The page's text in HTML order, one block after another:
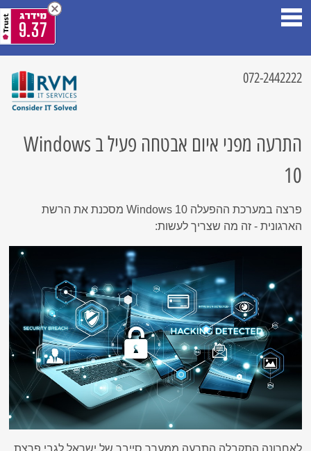
072-2442222
התרעה מפני איום אבטחה פעיל ב Windows
10
פרצה במערכת ההפעלה Windows 10 מסכנת את הרשת
הארגונית - זה מה שצריך לעשות:
לאחרונה התקבלה התרעה ממערך סייבר של ישראל לגבי פרצת
9.37